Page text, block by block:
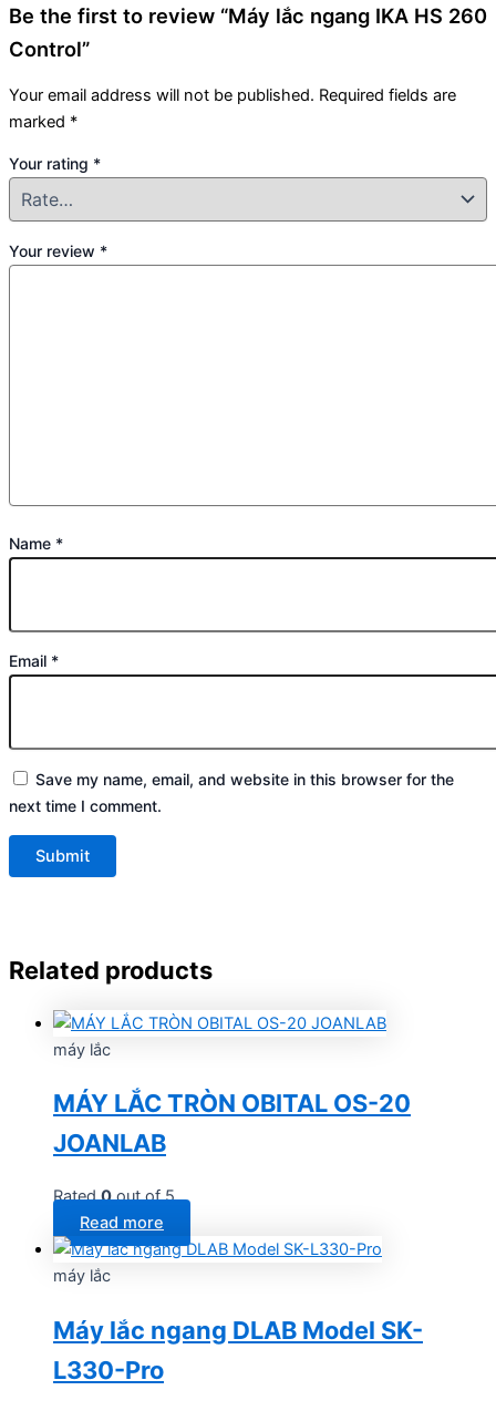
Be the first to review “Máy lắc ngang IKA HS 260
Control”
Your email address will not be published. Required fields are
marked *
Your rating *
Your review *
Name *
Email *
Save my name, email, and website in this browser for the
next time I comment.
Related products
máy lắc
MÁY LẮC TRÒN OBITAL OS-20
JOANLAB
Rated0out of 5
Read more
máy lắc
Máy lắc ngang DLAB Model SK-
L330-Pro